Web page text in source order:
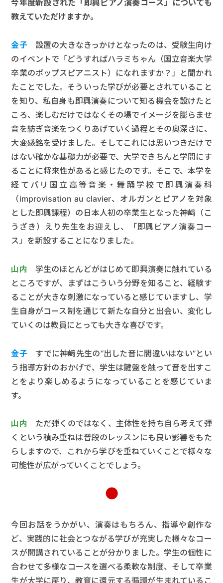
今年度新設された「即興ピアノ演奏コース」についても
教えていただけますか。
金子設置の大きなきっかけとなったのは、受験生向け
のイベントで「どうすればハラミちゃん（国立音楽大学
卒業のポップスピアニスト）になれますか？」と聞かれ
たことでした。そういった学びが必要とされていること
を知り、私自身も即興演奏について知る機会を設けたと
ころ、楽しむだけではなくその場でイメージを膨らませ
音を紡ぎ音楽をつくりあげていく過程とその奥深さに、
大変感銘を受けました。そしてこれには思いつきだけで
はない確かな基礎力が必要で、大学できちんと学問にす
ることに将来性があると感じたのです。そこで、本学を
経てパリ国立高等音楽・舞踊学校で即興演奏科
（improvisation au clavier、オルガンとピアノを対象
とした即興課程）の日本人初の卒業生となった神﨑（こ
うざき）えり先生をお迎えし、「即興ピアノ演奏コー
ス」を新設することになりました。
山内 学生のほとんどがはじめて即興演奏に触れている
ところですが、まずはこういう分野を知ること、経験す
ることが大きな刺激になっていると感じていますし、学
生自身がコース制を通じて新たな自分と出会い、変化し
ていくのは教員にとっても大きな喜びです。
金子すでに神﨑先生の“出した音に間違いはない”とい
う指導方針のおかげで、学生は鍵盤を触って音を出すこ
とをより楽しめるようになっていることを感じていま
す。
山内 ただ弾くのではなく、主体性を持ち自ら考えて弾
くという積み重ねは普段のレッスンにも良い影響をもた
らしますので、これから学びを重ねていくことで様々な
可能性が広がっていくことでしょう。
●
今回お話をうかがい、演奏はもちろん、指導や創作な
ど、実践的に社会とつながる学びが充実した様々なコー
スが開講されていることが分かりました。学生の個性に
合わせて多様なコースを選べる柔軟な制度、そして卒業
生が大学に戻り、教育に還元する循環が生まれているこ